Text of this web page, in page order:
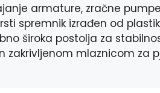
e
r
p
armature, zračne
spremnik izrađen od
široka postolja za
zakrivljenom mlaznicom za